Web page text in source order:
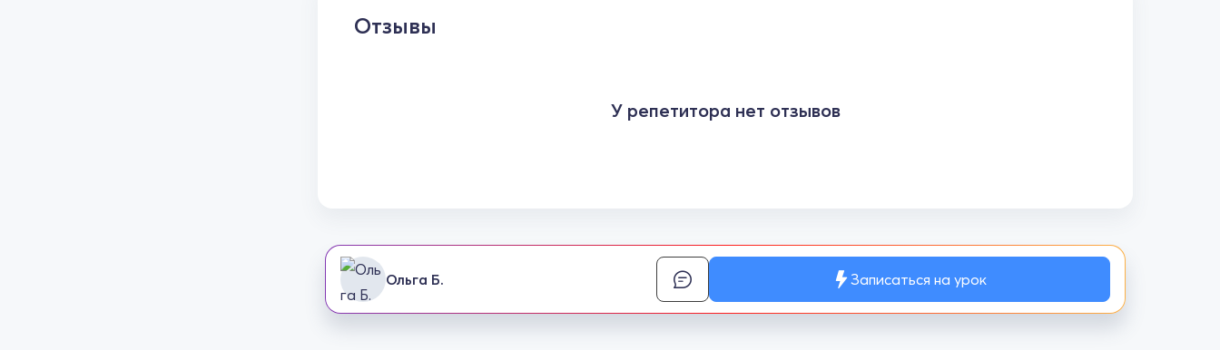
Отзывы
У репетитора нет отзывов
Ольга Б. Записаться на урок